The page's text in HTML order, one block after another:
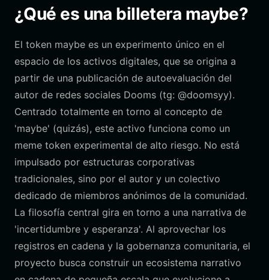
¿Qué es una billetera maybe?
El token maybe es un experimento único en el
espacio de los activos digitales, que se origina a
partir de una publicación de autoevaluación del
autor de redes sociales Dooms (tg: @doomsyy).
Centrado totalmente en torno al concepto de
'maybe' (quizás), este activo funciona como un
meme token experimental de alto riesgo. No está
impulsado por estructuras corporativas
tradicionales, sino por el autor y un colectivo
dedicado de miembros anónimos de la comunidad.
La filosofía central gira en torno a una narrativa de
'incertidumbre y esperanza'. Al aprovechar los
registros en cadena y la gobernanza comunitaria, el
proyecto busca construir un ecosistema narrativo